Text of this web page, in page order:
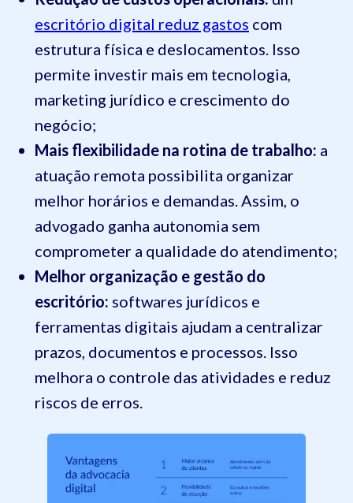
escritório digital reduz gastos com
estrutura física e deslocamentos. Isso
permite investir mais em tecnologia,
marketing jurídico e crescimento do
negócio;
Mais flexibilidade na rotina de trabalho: a
atuação remota possibilita organizar
melhor horários e demandas. Assim, o
advogado ganha autonomia sem
comprometer a qualidade do atendimento;
Melhor organização e gestão do
escritório: softwares jurídicos e
ferramentas digitais ajudam a centralizar
prazos, documentos e processos. Isso
melhora o controle das atividades e reduz
riscos de erros.